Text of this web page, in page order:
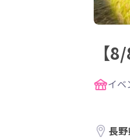
【
イベ
長